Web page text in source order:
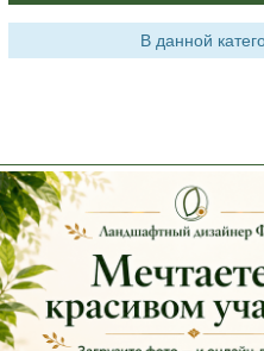
В данной